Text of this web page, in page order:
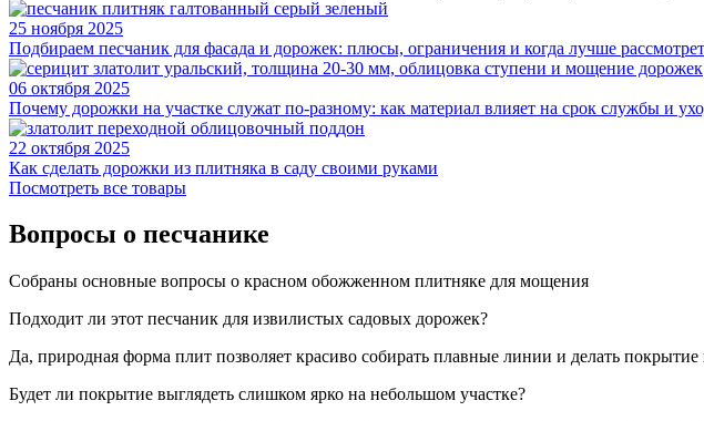
25 ноября 2025
Подбираем песчаник для фасада и дорожек: плюсы, ограничения и когда лучше
06 октября 2025
Почему дорожки на участке служат по-разному: как материал влияет на срок службы и
22 октября 2025
Как сделать дорожки из плитняка в саду своими руками
Посмотреть все товары
Вопросы о песчанике
Собраны основные вопросы о красном обожженном плитняке для мощения
Подходит ли этот песчаник для извилистых садовых дорожек?
Да, природная форма плит позволяет красиво собирать плавные линии и делать покрытие
Будет ли покрытие выглядеть слишком ярко на небольшом участке?